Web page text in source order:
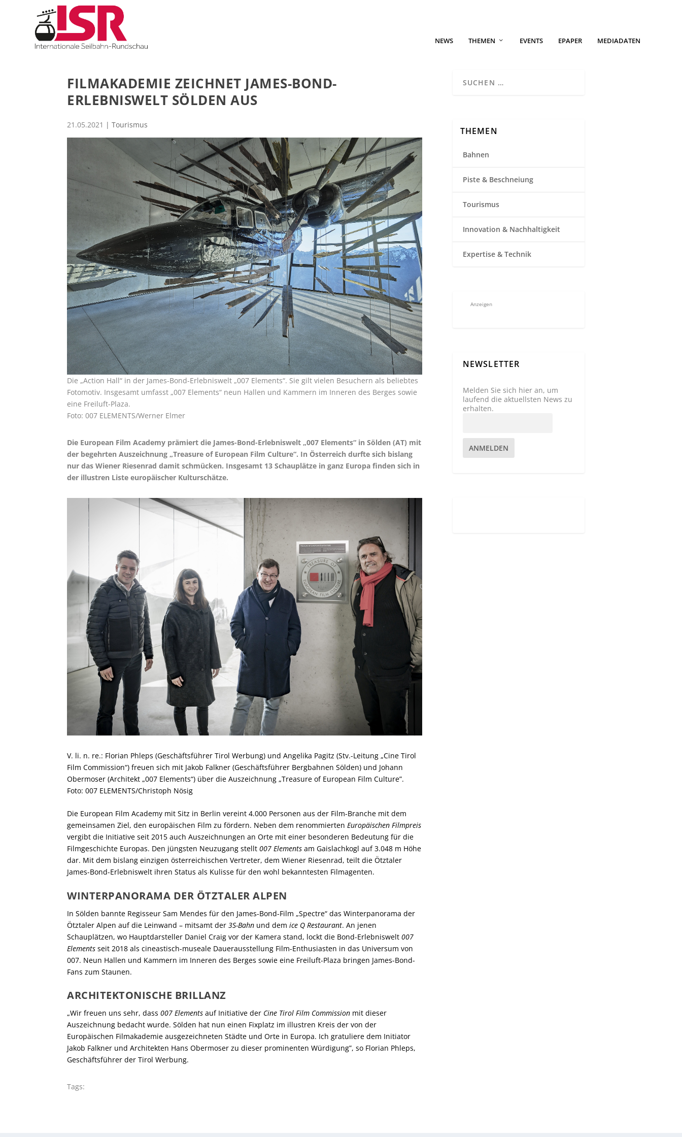
NEWS THEMEN EVENTS EPAPER MEDIADATEN
FILMAKADEMIE ZEICHNET JAMES-BOND-
ERLEBNISWELT SÖLDEN AUS
21.05.2021 | Tourismus
Die „Action Hall“ in der James-Bond-Erlebniswelt „007 Elements“. Sie gilt vielen Besuchern als beliebtes
Fotomotiv. Insgesamt umfasst „007 Elements“ neun Hallen und Kammern im Inneren des Berges sowie
eine Freiluft-Plaza.
Foto: 007 ELEMENTS/Werner Elmer
Die European Film Academy prämiert die James-Bond-Erlebniswelt „007 Elements“ in Sölden (AT) mit
der begehrten Auszeichnung „Treasure of European Film Culture“. In Österreich durfte sich bislang
nur das Wiener Riesenrad damit schmücken. Insgesamt 13 Schauplätze in ganz Europa finden sich in
der illustren Liste europäischer Kulturschätze.
V. li. n. re.: Florian Phleps (Geschäftsführer Tirol Werbung) und Angelika Pagitz (Stv.-Leitung „Cine Tirol
Film Commission“) freuen sich mit Jakob Falkner (Geschäftsführer Bergbahnen Sölden) und Johann
Obermoser (Architekt „007 Elements“) über die Auszeichnung „Treasure of European Film Culture”.
Foto: 007 ELEMENTS/Christoph Nösig
Die European Film Academy mit Sitz in Berlin vereint 4.000 Personen aus der Film-Branche mit dem
gemeinsamen Ziel, den europäischen Film zu fördern. Neben dem renommierten Europäischen Filmpreis
vergibt die Initiative seit 2015 auch Auszeichnungen an Orte mit einer besonderen Bedeutung für die
Filmgeschichte Europas. Den jüngsten Neuzugang stellt 007 Elements am Gaislachkogl auf 3.048 m Höhe
dar. Mit dem bislang einzigen österreichischen Vertreter, dem Wiener Riesenrad, teilt die Ötztaler
James-Bond-Erlebniswelt ihren Status als Kulisse für den wohl bekanntesten Filmagenten.
WINTERPANORAMA DER ÖTZTALER ALPEN
In Sölden bannte Regisseur Sam Mendes für den James-Bond-Film „Spectre“ das Winterpanorama der
Ötztaler Alpen auf die Leinwand – mitsamt der 3S-Bahn und dem ice Q Restaurant. An jenen
Schauplätzen, wo Hauptdarsteller Daniel Craig vor der Kamera stand, lockt die Bond-Erlebniswelt 007
Elements seit 2018 als cineastisch-museale Dauerausstellung Film-Enthusiasten in das Universum von
007. Neun Hallen und Kammern im Inneren des Berges sowie eine Freiluft-Plaza bringen James-Bond-
Fans zum Staunen.
ARCHITEKTONISCHE BRILLANZ
„Wir freuen uns sehr, dass 007 Elements auf Initiative der Cine Tirol Film Commission mit dieser
Auszeichnung bedacht wurde. Sölden hat nun einen Fixplatz im illustren Kreis der von der
Europäischen Filmakademie ausgezeichneten Städte und Orte in Europa. Ich gratuliere dem Initiator
Jakob Falkner und Architekten Hans Obermoser zu dieser prominenten Würdigung”, so Florian Phleps,
Geschäftsführer der Tirol Werbung.
Tags:
THEMEN
Bahnen
Piste & Beschneiung
Tourismus
Innovation & Nachhaltigkeit
Expertise & Technik
Anzeigen
NEWSLETTER
Melden Sie sich hier an, um
laufend die aktuellsten News zu
erhalten.
ANMELDEN